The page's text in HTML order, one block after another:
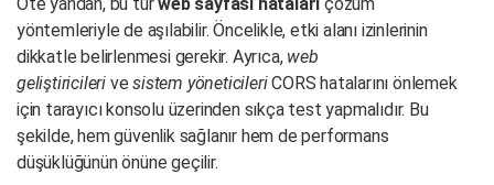
yöntemleriyle de aşılabilir. Öncelikle, etki alanı izinlerinin
dikkatle belirlenmesi gerekir. Ayrıca, web
geliştiricileri vesistem yöneticileriCORS hatalarını önlemek
için tarayıcı konsolu üzerinden sıkça test yapmalıdır. Bu
şekilde, hem güvenlik sağlanır hem de performans
düşüklüğünün önüne geçilir.